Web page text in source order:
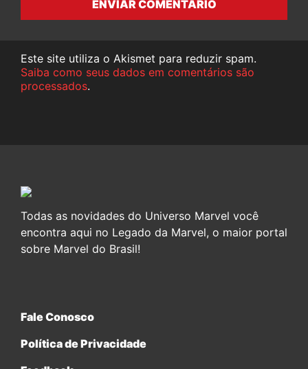
ENVIAR COMENTÁRIO
Este site utiliza o Akismet para reduzir spam.
Saiba como seus dados em comentários são
processados.
Todas as novidades do Universo Marvel você
encontra aqui no Legado da Marvel, o maior portal
sobre Marvel do Brasil!
Fale Conosco
Política de Privacidade